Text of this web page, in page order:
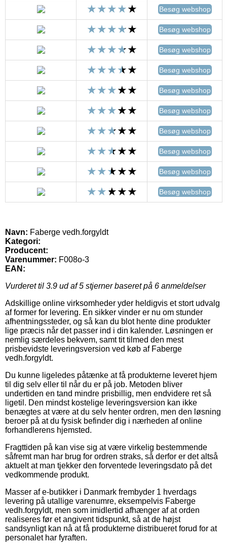
Besøg webshop
Besøg webshop
Besøg webshop
Besøg webshop
Besøg webshop
Besøg webshop
Besøg webshop
Besøg webshop
Besøg webshop
Besøg webshop
Navn: Faberge vedh.forgyldt
Kategori:
Producent:
Varenummer: F008o-3
EAN:
Vurderet til 3.9 ud af 5 stjerner baseret på 6 anmeldelser
Adskillige online virksomheder yder heldigvis et stort udvalg
af former for levering. En sikker vinder er nu om stunder
afhentningssteder, og så kan du blot hente dine produkter
lige præcis når det passer ind i din kalender. Løsningen er
nemlig særdeles bekvem, samt tit tilmed den mest
prisbevidste leveringsversion ved køb af Faberge
vedh.forgyldt.
Du kunne ligeledes påtænke at få produkterne leveret hjem
til dig selv eller til når du er på job. Metoden bliver
undertiden en tand mindre prisbillig, men endvidere ret så
ligetil. Den mindst kostelige leveringsversion kan ikke
benægtes at være at du selv henter ordren, men den løsning
beroer på at du fysisk befinder dig i nærheden af online
forhandlerens hjemsted.
Fragttiden på kan vise sig at være virkelig bestemmende
såfremt man har brug for ordren straks, så derfor er det altså
aktuelt at man tjekker den forventede leveringsdato på det
vedkommende produkt.
Masser af e-butikker i Danmark frembyder 1 hverdags
levering på utallige varenumre, eksempelvis Faberge
vedh.forgyldt, men som imidlertid afhænger af at orden
realiseres før et angivent tidspunkt, så at de højst
sandsynligt kan nå at få produkterne distribueret forud for at
personalet har fyraften.